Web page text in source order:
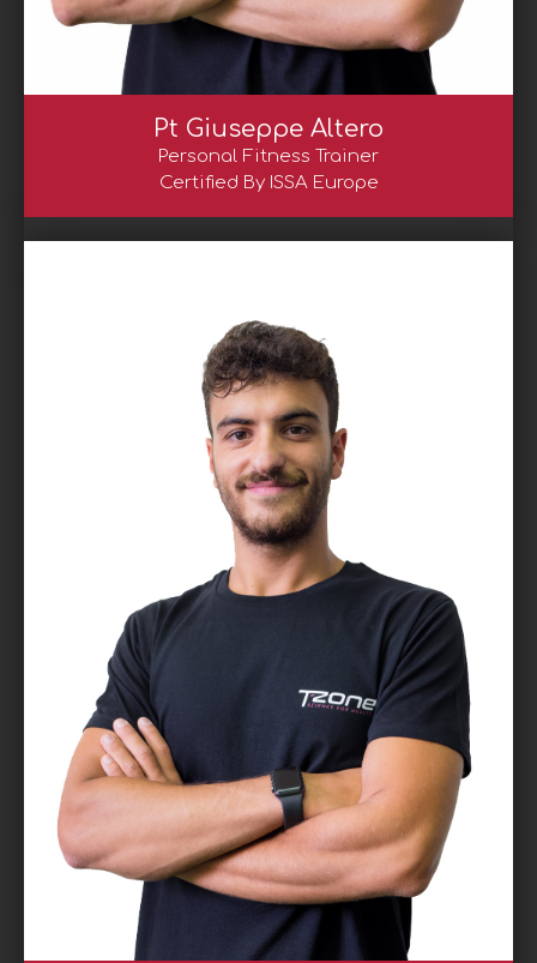
Pt Giuseppe Altero
Personal Fitness Trainer
Certified By ISSA Europe